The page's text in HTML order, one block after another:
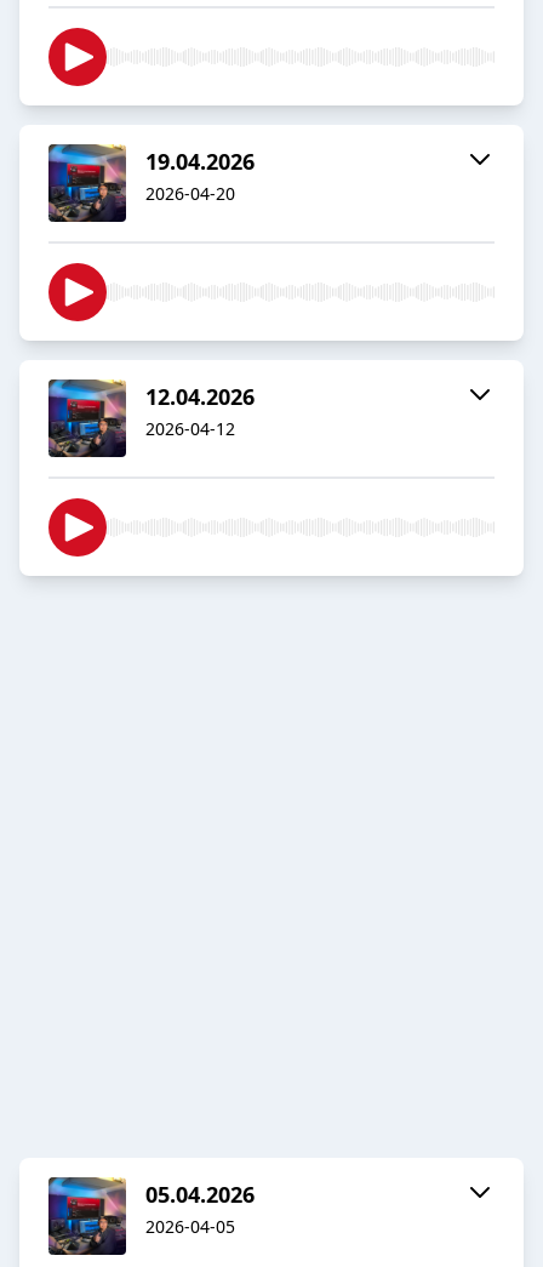
19.04.2026
2026-04-20
12.04.2026
2026-04-12
05.04.2026
2026-04-05